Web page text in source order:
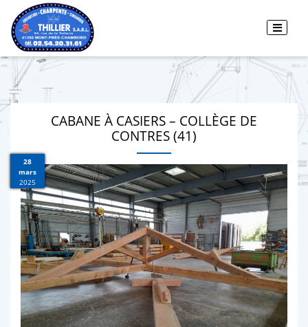
CABANE À CASIERS – COLLÈGE DE
CONTRES (41)
28
mars
2025